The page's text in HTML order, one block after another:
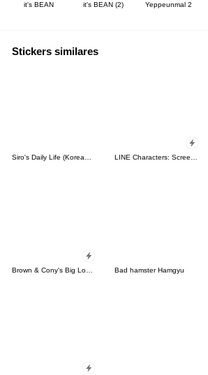
it's BEAN it's BEAN (2) Yeppeunmal 2
Stickers similares
Siro's Daily Life (Korean&Japanese) LINE Characters: Screen Hogs
Bad hamster Hamgyu